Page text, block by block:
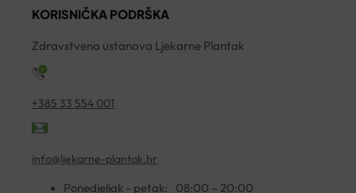
KORISNIČKA PODRŠKA
Zdravstvena ustanova Ljekarne Plantak
+385 33 554 001
info@ljekarne-plantak.hr
Ponedjeljak - petak:
08:00 – 20:00